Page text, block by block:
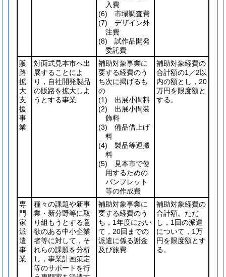
入費
(6) 市場調査費
(7) デザイン外
注費
(8) 試作品開発
委託費
販
路
拡
大
支
援
事
業
対面式見本市へ出
展することによ
り，自社開発製品
の販路を拡大しよ
うとする事業
補助対象事業に
要する経費のう
ち次に掲げるも
の
(1) 出展小間料
(2) 出展小間装
飾料
(3) 備品借上げ
料
(4) 製品等運搬
料
(5) 見本市で使
用するための
パンフレット
等の作成費
補助対象経費の
合計額の1／2以
内の額とし，20
万円を限度額と
する。
専
門
家
派
遣
事
業
種々の課題や新事
業・新分野等に取
り組もうとする意
欲のある中小企業
者等に対して，そ
れらの課題を分析
し，事業計画策定
等のサポートを行
補助対象事業に
要する経費のう
ち，1年度におい
て，20回までの
派遣に係る謝金
及び旅費
補助対象経費の
合計額。ただ
し，1回の派遣
について，1万
円を限度額とす
る。